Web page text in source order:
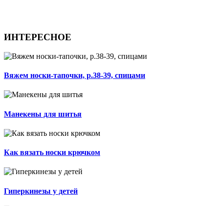
ИНТЕРЕСНОЕ
Вяжем носки-тапочки, р.38-39, спицами
Манекены для шитья
Как вязать носки крючком
Гиперкинезы у детей